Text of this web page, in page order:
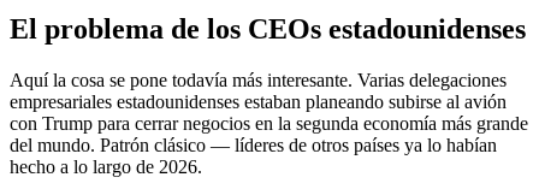
El problema de los CEOs estadounidenses
Aquí la cosa se pone todavía más interesante. Varias delegaciones
empresariales estadounidenses estaban planeando subirse al avión
con Trump para cerrar negocios en la segunda economía más grande
del mundo. Patrón clásico — líderes de otros países ya lo habían
hecho a lo largo de 2026.